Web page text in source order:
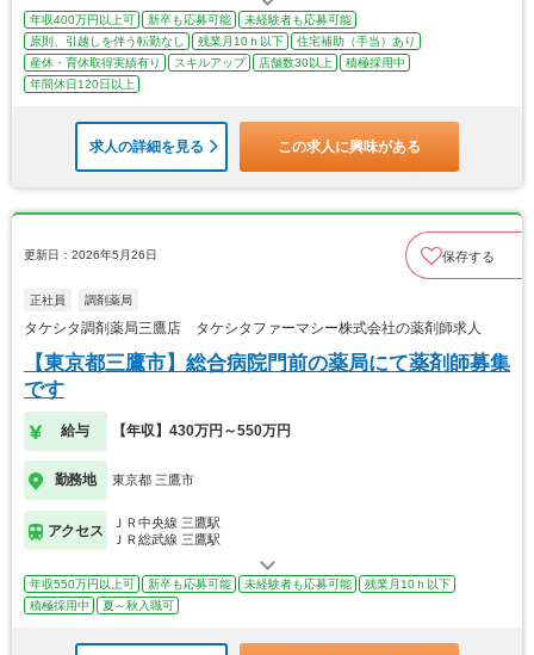
年収400万円以上可 新卒も応募可能
未経験者も応募可能
原則、引越しを伴う転勤なし
残業月10ｈ以下
住宅補助（手当）あり
産休・育休取得実績有り
スキルアップ 店舗数30以上
積極採用中
年間休日120日以上
求人の詳細を見る この求人に興味がある
更新日：2026年5月26日 保存する
正社員 調剤薬局
タケシタ調剤薬局三鷹店 タケシタファーマシー株式会社の薬剤師求人
【東京都三鷹市】総合病院門前の薬局にて薬剤師募集
です
給与 【年収】430万円～550万円
勤務地 東京都 三鷹市
アクセス
ＪＲ中央線 三鷹駅
ＪＲ総武線 三鷹駅
年収550万円以上可 新卒も応募可能 未経験者も応募可能
残業月10ｈ以下
積極採用中
夏～秋入職可